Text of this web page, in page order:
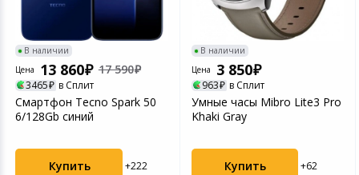
В наличии
Цена
13 860 17 590
3465 в Сплит
Смартфон Tecno Spark 50
6/128Gb синий
Купить +222
В наличии
Цена
3 850
963 в Сплит
Умные часы Mibro Lite3 Pro
Khaki Gray
Купить +62